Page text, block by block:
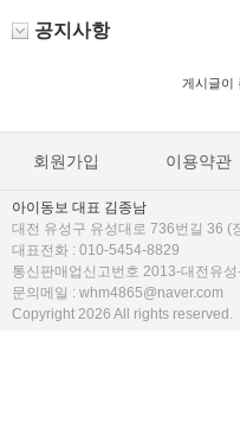
공지사항
게시글이
회원가입 이용약관
아이동보 대표 김종남
대전 유성구 유성대로 736번길 36 (
대표전화 : 010-5454-8829
통신판매업신고번호 2013-대전유
문의메일 : whm4865@naver.com
Copyright 2026 All rights reserved.